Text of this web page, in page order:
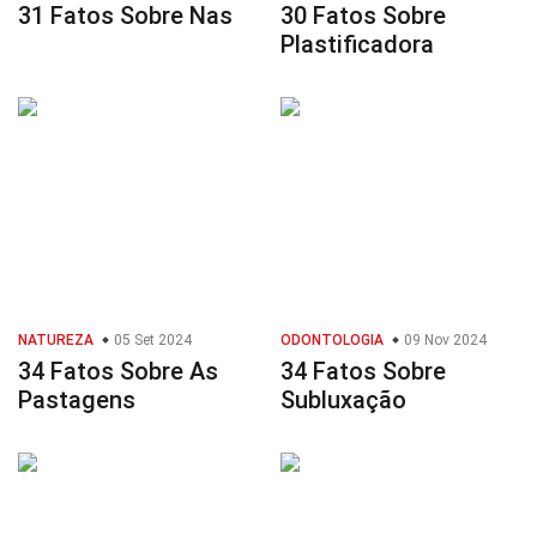
31 Fatos Sobre Nas
30 Fatos Sobre
Plastificadora
NATUREZA 05 Set 2024
34 Fatos Sobre As
Pastagens
ODONTOLOGIA 09 Nov 2024
34 Fatos Sobre
Subluxação